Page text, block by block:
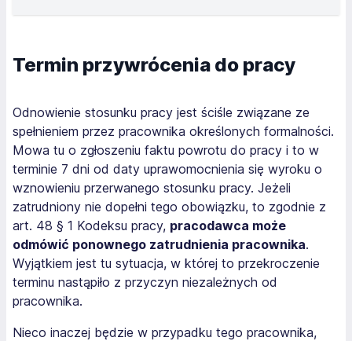
Termin przywrócenia do pracy
Odnowienie stosunku pracy jest ściśle związane ze
spełnieniem przez pracownika określonych formalności.
Mowa tu o zgłoszeniu faktu powrotu do pracy i to w
terminie 7 dni od daty uprawomocnienia się wyroku o
wznowieniu przerwanego stosunku pracy. Jeżeli
zatrudniony nie dopełni tego obowiązku, to zgodnie z
art. 48 § 1 Kodeksu pracy, pracodawca może
odmówić ponownego zatrudnienia pracownika.
Wyjątkiem jest tu sytuacja, w której to przekroczenie
terminu nastąpiło z przyczyn niezależnych od
pracownika.
Nieco inaczej będzie w przypadku tego pracownika,